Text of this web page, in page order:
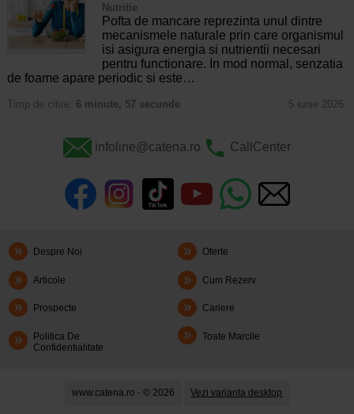
Nutritie
Pofta de mancare reprezinta unul dintre
mecanismele naturale prin care organismul
isi asigura energia si nutrientii necesari
pentru functionare. In mod normal, senzatia
de foame apare periodic si este…
Timp de citire: 6 minute, 57 secunde 5 iunie 2026
infoline@catena.ro CallCenter
Despre Noi Oferte
Articole Cum Rezerv
Prospecte Cariere
Politica De
Confidentialitate
Toate Marcile
www.catena.ro - © 2026 Vezi varianta desktop